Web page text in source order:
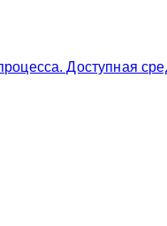
Доступная